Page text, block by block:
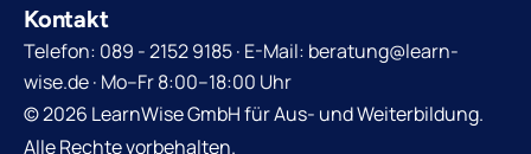
Kontakt
Telefon: 089 - 2152 9185 · E-Mail: beratung@learn-
wise.de · Mo–Fr 8:00–18:00 Uhr
© 2026 LearnWise GmbH für Aus- und Weiterbildung.
Alle Rechte vorbehalten.